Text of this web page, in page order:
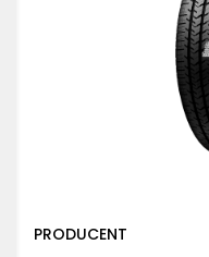
PRODUCENT